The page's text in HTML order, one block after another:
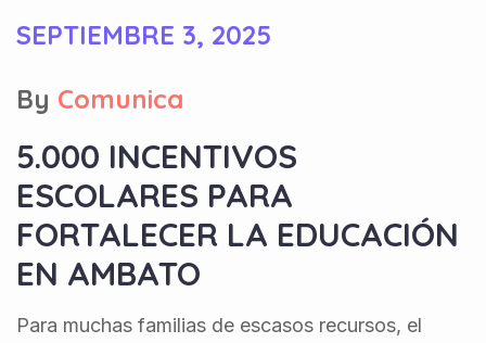
SEPTIEMBRE 3, 2025
By Comunica
5.000 INCENTIVOS
ESCOLARES PARA
FORTALECER LA EDUCACIÓN
EN AMBATO
Para muchas familias de escasos recursos, el